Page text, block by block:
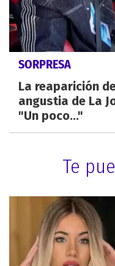
SORPRESA
La reaparición
angustia de La
"Un poco..."
Te